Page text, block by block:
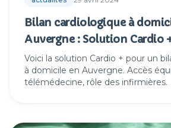
Bilan cardiologique à
Auvergne : Solution Cardio
Voici la solution Cardio + pour un
à domicile en Auvergne. Accès
télémédecine, rôle des infirmières.